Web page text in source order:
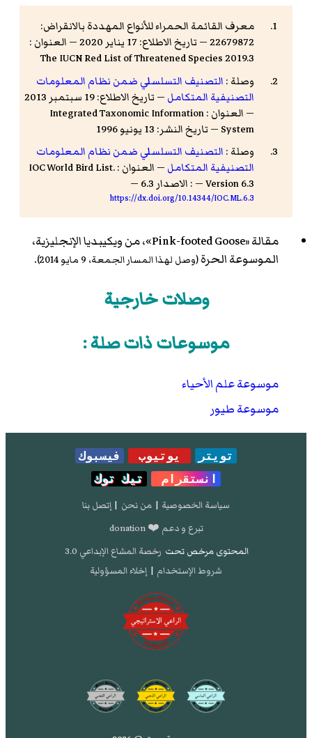
معرف القائمة الحمراء للأنواع المهددة بالانقراض:
22679872 — تاريخ الاطلاع: 17 يناير 2020 — العنوان :
The IUCN Red List of Threatened Species 2019.3
وصلة : التصنيف التسلسلي ضمن نظام المعلومات
التصنيفية المتكامل
— تاريخ الاطلاع: 19 سبتمبر 2013
— العنوان : Integrated Taxonomic Information
System — تاريخ النشر: 13 يونيو 1996
وصلة : التصنيف التسلسلي ضمن نظام المعلومات
التصنيفية المتكامل
— العنوان : IOC World Bird List.
Version 6.3 — : الاصدار 6.3 —
https://dx.doi.org/10.14344/IOC.ML.6.3
مقالة «Pink-footed Goose»، من ويكيبديا الإنجليزية،
الموسوعة الحرة(وصل لهذا المسار الجمعة، 9 مايو 2014) .
وصلات خارجية
موسوعات ذات صلة :
موسوعة علم الأحياء
موسوعة طيور
تويتر يوتيوب
فيسبوك
انستقرام
تيك توك
سياسة الخصوصية | من نحن | إتصل بنا
تبرع و دعم ❤️ donation
المحتوى مرخص تحت رخصة المشاع الإبداعي 3.0
شروط الإستخدام | إخلاء المسؤولية